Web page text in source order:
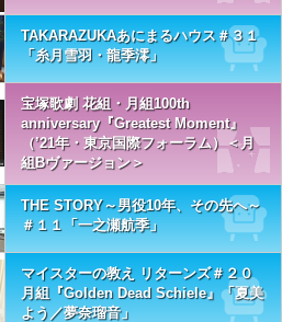
TAKARAZUKAあにまるハウス＃３１
「糸月雪羽・龍季澪」
宝塚歌劇 花組・月組100th
anniversary『Greatest Moment』
（’21年・東京国際フォーラム）＜月
組Bヴァージョン＞
THE STORY～男役10年、その先へ～
＃１１「一之瀬航季」
マイスターの教え リターンズ＃２０
月組『Golden Dead Schiele』「夏美
よう／夢奈瑠音」